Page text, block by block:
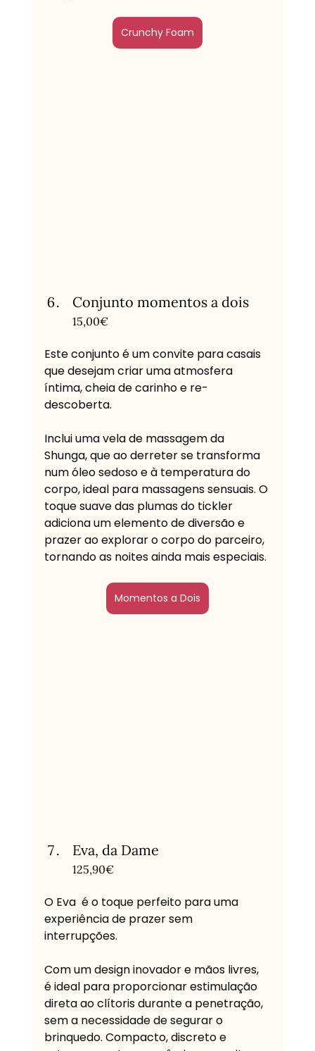
Crunchy Foam
Conjunto momentos a dois
15,00€
Este conjunto é um convite para casais
que desejam criar uma atmosfera
íntima, cheia de carinho e re-
descoberta.
Inclui uma vela de massagem da
Shunga, que ao derreter se transforma
num óleo sedoso e à temperatura do
corpo, ideal para massagens sensuais. O
toque suave das plumas do tickler
adiciona um elemento de diversão e
prazer ao explorar o corpo do parceiro,
tornando as noites ainda mais especiais.
Momentos a Dois
Eva, da Dame
125,90€
O Eva  é o toque perfeito para uma
experiência de prazer sem
interrupções.
Com um design inovador e mãos livres,
é ideal para proporcionar estimulação
direta ao clítoris durante a penetração,
sem a necessidade de segurar o
brinquedo. Compacto, discreto e